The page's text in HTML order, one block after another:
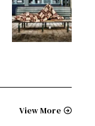
View More